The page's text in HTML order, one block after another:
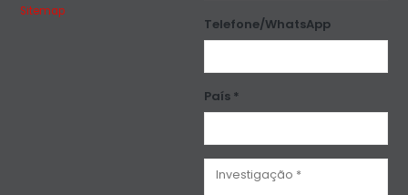
Sitemap
Telefone/WhatsApp
País *